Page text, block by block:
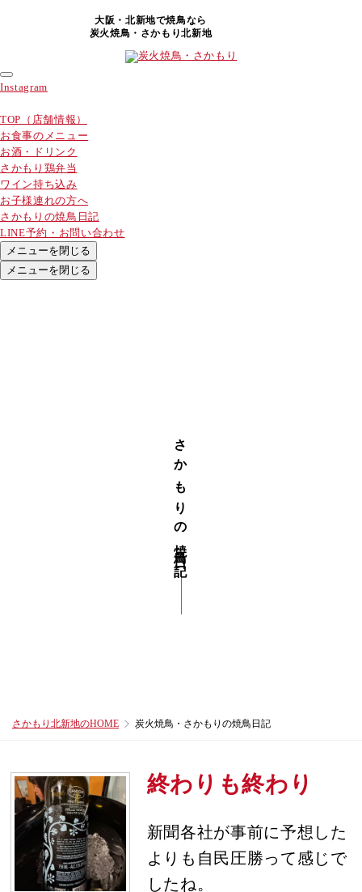
大阪・北新地で焼鳥なら
炭火焼鳥・さかもり北新地
Instagram
TOP（店舗情報）
お食事のメニュー
お酒・ドリンク
さかもり鶏弁当
ワイン持ち込み
お子様連れの方へ
さかもりの焼鳥日記
LINE予約・お問い合わせ
メニューを閉じる
メニューを閉じる
さかもりの焼鳥日記
さかもり北新地のHOME 炭火焼鳥・さかもりの焼鳥日記
終わりも終わり
新聞各社が事前に予想した
よりも自民圧勝って感じで
したね。